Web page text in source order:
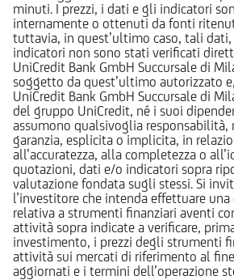
minuti. I prezzi, i dati e gli indicatori
internamente o ottenuti da fonti
tuttavia, in quest’ultimo caso, tali
indicatori non sono stati verificati
UniCredit Bank GmbH Succursale di
soggetto da quest’ultimo autorizzato
UniCredit Bank GmbH Succursale di
del gruppo UniCredit, né i suoi
assumono qualsivoglia responsabilità,
garanzia, esplicita o implicita, in
all’accuratezza, alla completezza o
quotazioni, dati e/o indicatori sopra
valutazione fondata sugli stessi. Si
l’investitore che intenda effettuare
relativa a strumenti finanziari aventi
attività sopra indicate a verificare,
investimento, i prezzi degli strumenti
attività sui mercati di riferimento al
aggiornati e i termini dell’operazione